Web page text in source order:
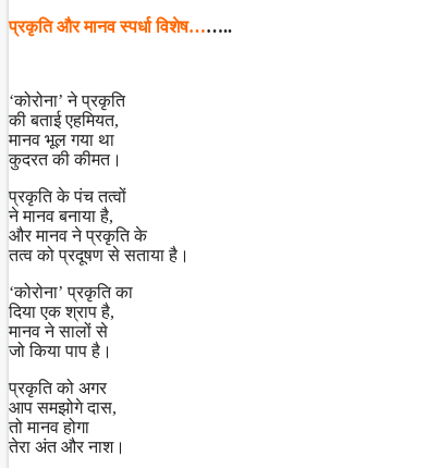
प्रकृति और मानव स्पर्धा विशेष……..
‘कोरोना’ ने प्रकृति
की बताई एहमियत,
मानव भूल गया था
कुदरत की कीमत।
प्रकृति के पंच तत्वों
ने मानव बनाया है,
और मानव ने प्रकृति के
तत्व को प्रदूषण से सताया है।
‘कोरोना’ प्रकृति का
दिया एक श्राप है,
मानव ने सालों से
जो किया पाप है।
प्रकृति को अगर
आप समझोगे दास,
तो मानव होगा
तेरा अंत और नाश।